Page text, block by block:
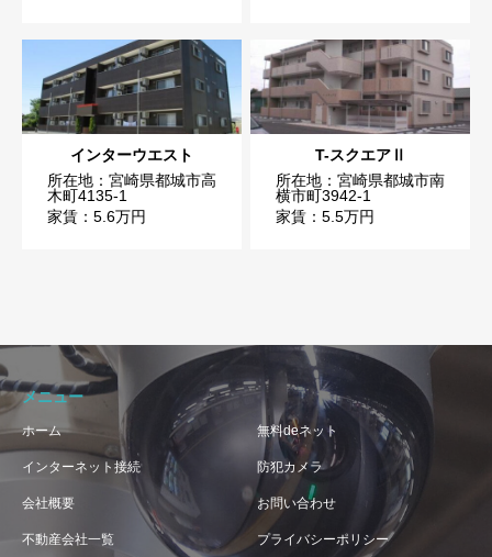
インターウエスト
所在地：宮崎県都城市高
木町4135-1
家賃：5.6万円
T-スクエアⅡ
所在地：宮崎県都城市南
横市町3942-1
家賃：5.5万円
メニュー
ホーム 無料deネット
インターネット接続 防犯カメラ
会社概要 お問い合わせ
不動産会社一覧 プライバシーポリシー